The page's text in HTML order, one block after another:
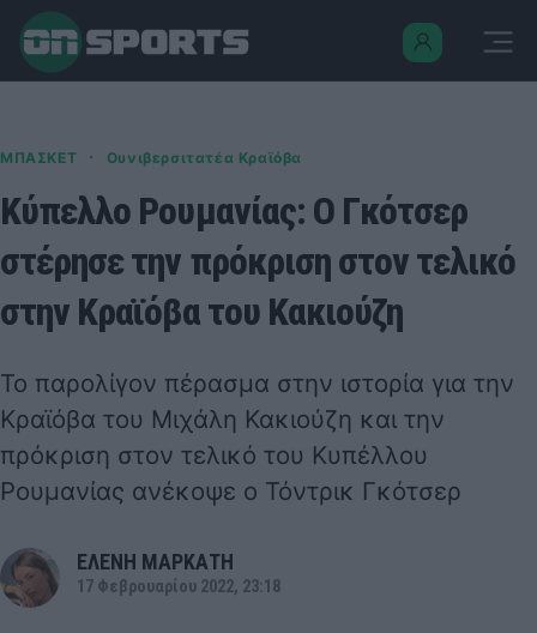
ΜΠΑΣΚΕΤ · Ουνιβερσιτατέα Κραϊόβα
Κύπελλο Ρουμανίας: Ο Γκότσερ
στέρησε την πρόκριση στον τελικό
στην Κραϊόβα του Κακιούζη
Το παρολίγον πέρασμα στην ιστορία για την
Κραϊόβα του Μιχάλη Κακιούζη και την
πρόκριση στον τελικό του Κυπέλλου
Ρουμανίας ανέκοψε ο Τόντρικ Γκότσερ
ΕΛΕΝΗ ΜΑΡΚΑΤΗ
17 Φεβρουαρίου 2022, 23:18